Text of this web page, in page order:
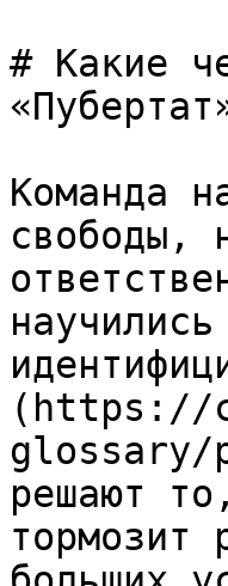
# Какие
Команда
свободы,
(https://
glossary/
решают
тормозит